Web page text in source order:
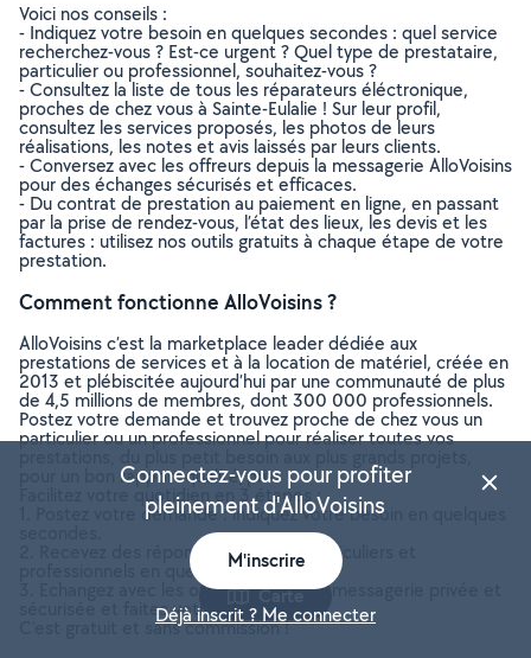
Voici nos conseils :
- Indiquez votre besoin en quelques secondes : quel service
recherchez-vous ? Est-ce urgent ? Quel type de prestataire,
particulier ou professionnel, souhaitez-vous ?
- Consultez la liste de tous les réparateurs éléctronique,
proches de chez vous à Sainte-Eulalie ! Sur leur profil,
consultez les services proposés, les photos de leurs
réalisations, les notes et avis laissés par leurs clients.
- Conversez avec les offreurs depuis la messagerie AlloVoisins
pour des échanges sécurisés et efficaces.
- Du contrat de prestation au paiement en ligne, en passant
par la prise de rendez-vous, l’état des lieux, les devis et les
factures : utilisez nos outils gratuits à chaque étape de votre
prestation.
Comment fonctionne AlloVoisins ?
AlloVoisins c’est la marketplace leader dédiée aux
prestations de services et à la location de matériel, créée en
2013 et plébiscitée aujourd’hui par une communauté de plus
de 4,5 millions de membres, dont 300 000 professionnels.
Postez votre demande et trouvez proche de chez vous un
particulier ou un professionnel pour réaliser toutes vos
pour un bon rapport qualité/prix.
Facilitez votre quotidien en 3 étapes :
1. Postez votre demande : indiquez votre besoin en quelques
2. Recevez des réponses d’offreurs particuliers et
professionnels en quelques minutes.
3. Echangez avec les offreurs depuis la messagerie privée et
sécurisée et faites votre choix !
C’est gratuit et sans commission !
Carte
Connectez-vous pour profiter
pleinement d'AlloVoisins
M'inscrire
Déjà inscrit ? Me connecter